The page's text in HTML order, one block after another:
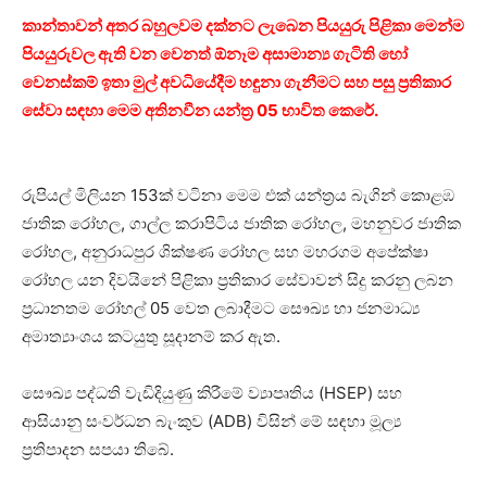
කාන්තාවන් අතර බහුලවම දක්නට ලැබෙන පියයුරු පිළිකා මෙන්ම
පියයුරුවල ඇති වන වෙනත් ඕනෑම අසාමාන්‍ය ගැටිති හෝ
වෙනස්කම් ඉතා මුල් අවධියේදීම හඳුනා ගැනීමට සහ පසු ප්‍රතිකාර
සේවා සඳහා මෙම අතිනවීන යන්ත්‍ර 05 භාවිත කෙරේ.
රුපියල් මිලියන 153ක් වටිනා මෙම එක් යන්ත්‍රය බැගින් කොළඹ
ජාතික රෝහල, ගාල්ල කරාපිටිය ජාතික රෝහල, මහනුවර ජාතික
රෝහල, අනුරාධපුර ශික්ෂණ රෝහල සහ මහරගම අපේක්ෂා
රෝහල යන දිවයිනේ පිළිකා ප්‍රතිකාර සේවාවන් සිදු කරනු ලබන
ප්‍රධානතම රෝහල් 05 වෙත ලබාදීමට සෞඛ්‍ය හා ජනමාධ්‍ය
අමාත්‍යාංශය කටයුතු සූදානම් කර ඇත.
සෞඛ්‍ය පද්ධති වැඩිදියුණු කිරීමේ ව්‍යාපෘතිය (HSEP) සහ
ආසියානු සංවර්ධන බැංකුව (ADB) විසින් මේ සඳහා මූල්‍ය
ප්‍රතිපාදන සපයා තිබේ.